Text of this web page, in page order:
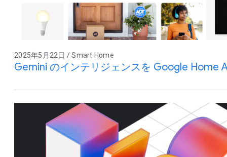
2025年5月22日 / Smart Home
Gemini のインテリジェンスを Google Home